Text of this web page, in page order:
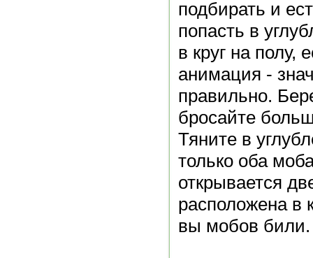
подбирать и
попасть в
в круг на полу,
анимация -
правильно.
бросайте
Тяните в
только оба
открывается
расположена в
вы мобов